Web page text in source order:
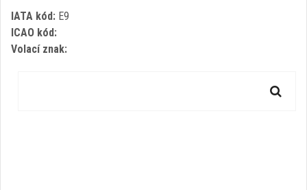
IATA kód: E9
ICAO kód:
Volací znak: